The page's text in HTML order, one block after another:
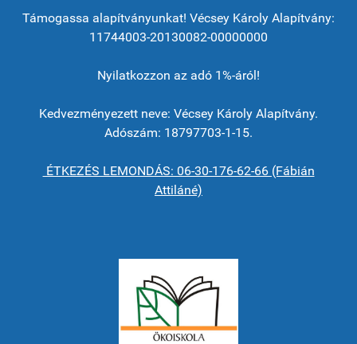
Támogassa alapítványunkat! Vécsey Károly Alapítvány:
11744003-20130082-00000000
Nyilatkozzon az adó 1%-áról!
Kedvezményezett neve: Vécsey Károly Alapítvány.
Adószám: 18797703-1-15.
ÉTKEZÉS LEMONDÁS: 06-30-176-62-66 (Fábián
Attiláné)